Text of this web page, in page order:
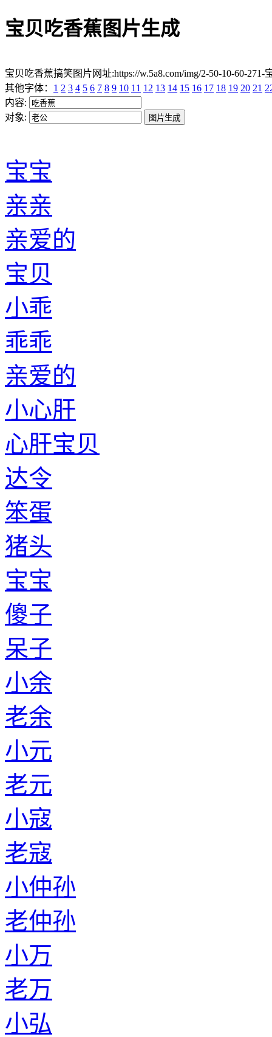
宝贝吃香蕉图片生成
宝贝吃香蕉搞笑图片网址:https://w.5a8.com/img/2-50-10-60-271-
其他字体： 1 2 3 4 5 6 7 8 9 10 11 12 13 14 15 16 17 18 19 20 21
内容:
对象:
宝宝
亲亲
亲爱的
宝贝
小乖
乖乖
亲爱的
小心肝
心肝宝贝
达令
笨蛋
猪头
宝宝
傻子
呆子
小余
老余
小元
老元
小寇
老寇
小仲孙
老仲孙
小万
老万
小弘